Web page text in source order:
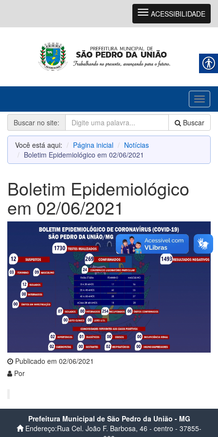
Navegação
ACESSIBILIDADE
Buscar no site:
Buscar
Você está aqui: Página inicial
Notícias
Boletim Epidemiológico em 02/06/2021
Boletim Epidemiológico
em 02/06/2021
Publicado em 02/06/2021
Por
Prefeitura Municipal de São Pedro da União - MG
Endereço:Rua Cel. João F. Barbosa, 46 - centro - 37855-